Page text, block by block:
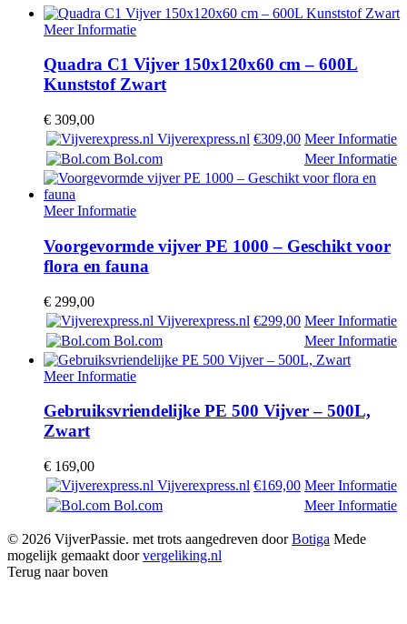
Meer Informatie
Quadra C1 Vijver 150x120x60 cm – 600L
Kunststof Zwart
€ 309,00
Vijverexpress.nl €309,00 Meer Informatie
Bol.com
Meer Informatie
Meer Informatie
Voorgevormde vijver PE 1000 – Geschikt voor
flora en fauna
€ 299,00
Vijverexpress.nl €299,00 Meer Informatie
Bol.com
Meer Informatie
Meer Informatie
Gebruiksvriendelijke PE 500 Vijver – 500L,
Zwart
€ 169,00
Vijverexpress.nl €169,00 Meer Informatie
Bol.com
Meer Informatie
© 2026 VijverPassie. met trots aangedreven doorBotiga Mede
mogelijk gemaakt doorvergeliking.nl
Terug naar boven